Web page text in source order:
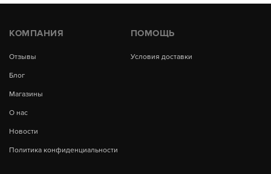
КОМПАНИЯ
Отзывы
Блог
Магазины
О нас
Новости
Политика конфиденциальности
ПОМОЩЬ
Условия доставки